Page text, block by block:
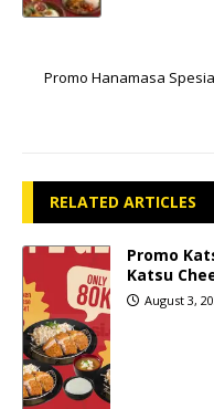
Promo Hanamasa
RELATED ARTICLES
Promo
Katsu
August 3,